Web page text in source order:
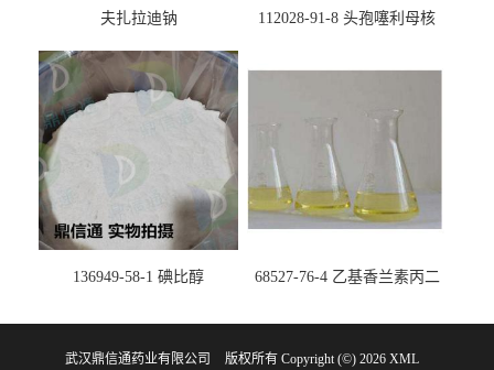
夫扎拉迪钠
112028-91-8 头孢噻利母核
136949-58-1 碘比醇
68527-76-4 乙基香兰素丙二
剂 -香精香料 -鼎信通李杰
武汉鼎信通药业有限公司 版权所有 Copyright (©) 2026 XML